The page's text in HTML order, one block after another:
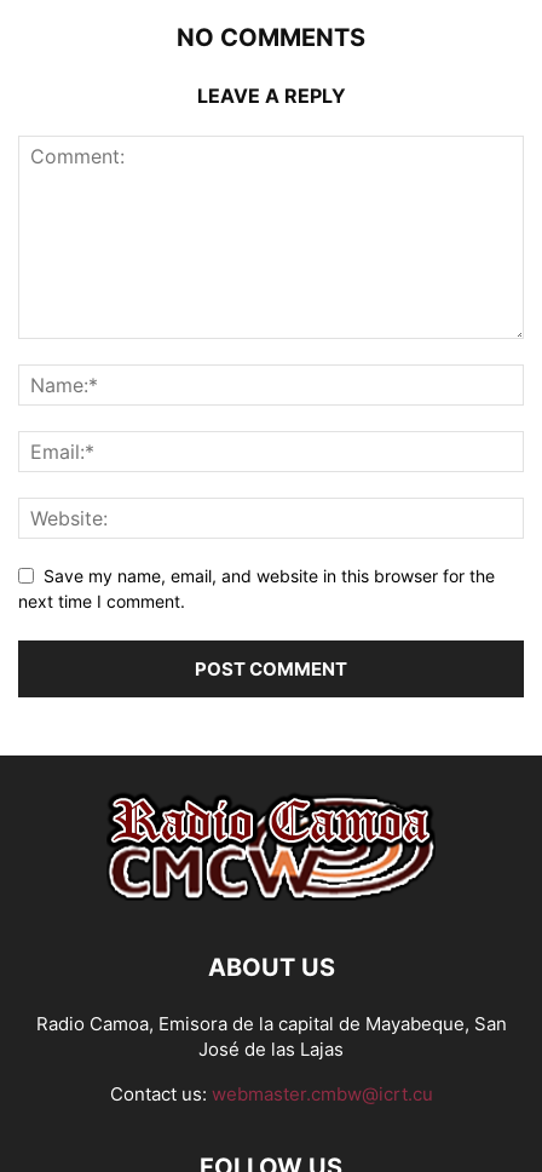
NO COMMENTS
LEAVE A REPLY
Save my name, email, and website in this browser for the
next time I comment.
ABOUT US
Radio Camoa, Emisora de la capital de Mayabeque, San
José de las Lajas
Contact us: webmaster.cmbw@icrt.cu